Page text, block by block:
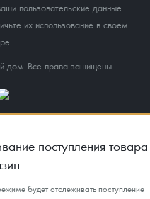
пользовательские данные
их использование в своём
дом. Все права защищены
поступления товара
будет отслеживать поступление